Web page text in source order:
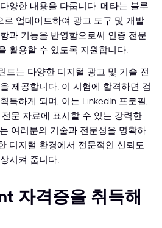
양한 내용을 다룹니다. 메타는 블루
로 업데이트하여 광고 도구 및 개발
과 기능을 반영함으로써 인증 전문
활용할 수 있도록 지원합니다.
트는 다양한 디지털 광고 및 기술 전
제공합니다. 이 시험에 합격하면 검
득하게 되며, 이는 LinkedIn 프로필,
문 자료에 표시할 수 있는 강력한
여러분의 기술과 전문성을 명확하
디지털 환경에서 전문적인 신뢰도
시켜 줍니다.
자격증을 취득해